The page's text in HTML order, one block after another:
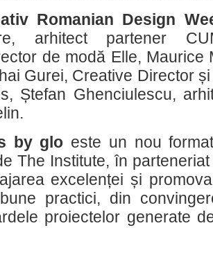
Romanian Design
arhitect partener
de modă Elle, Maurice
Gurei, Creative Director
Ștefan Ghenciulescu,
by glo este un nou
The Institute, în
excelenței și
practici, din
proiectelor generate